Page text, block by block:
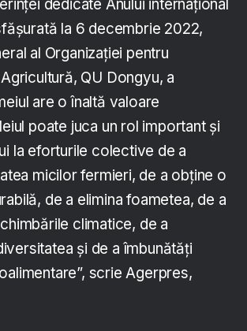
dedicate Anului internaţional
la 6 decembrie 2022,
al Organizaţiei pentru
QU Dongyu, a
are o înaltă valoare
poate juca un rol important şi
la eforturile colective de a
micilor fermieri, de a obţine o
de a elimina foametea, de a
climatice, de a
şi de a îmbunătăţi
scrie Agerpres,